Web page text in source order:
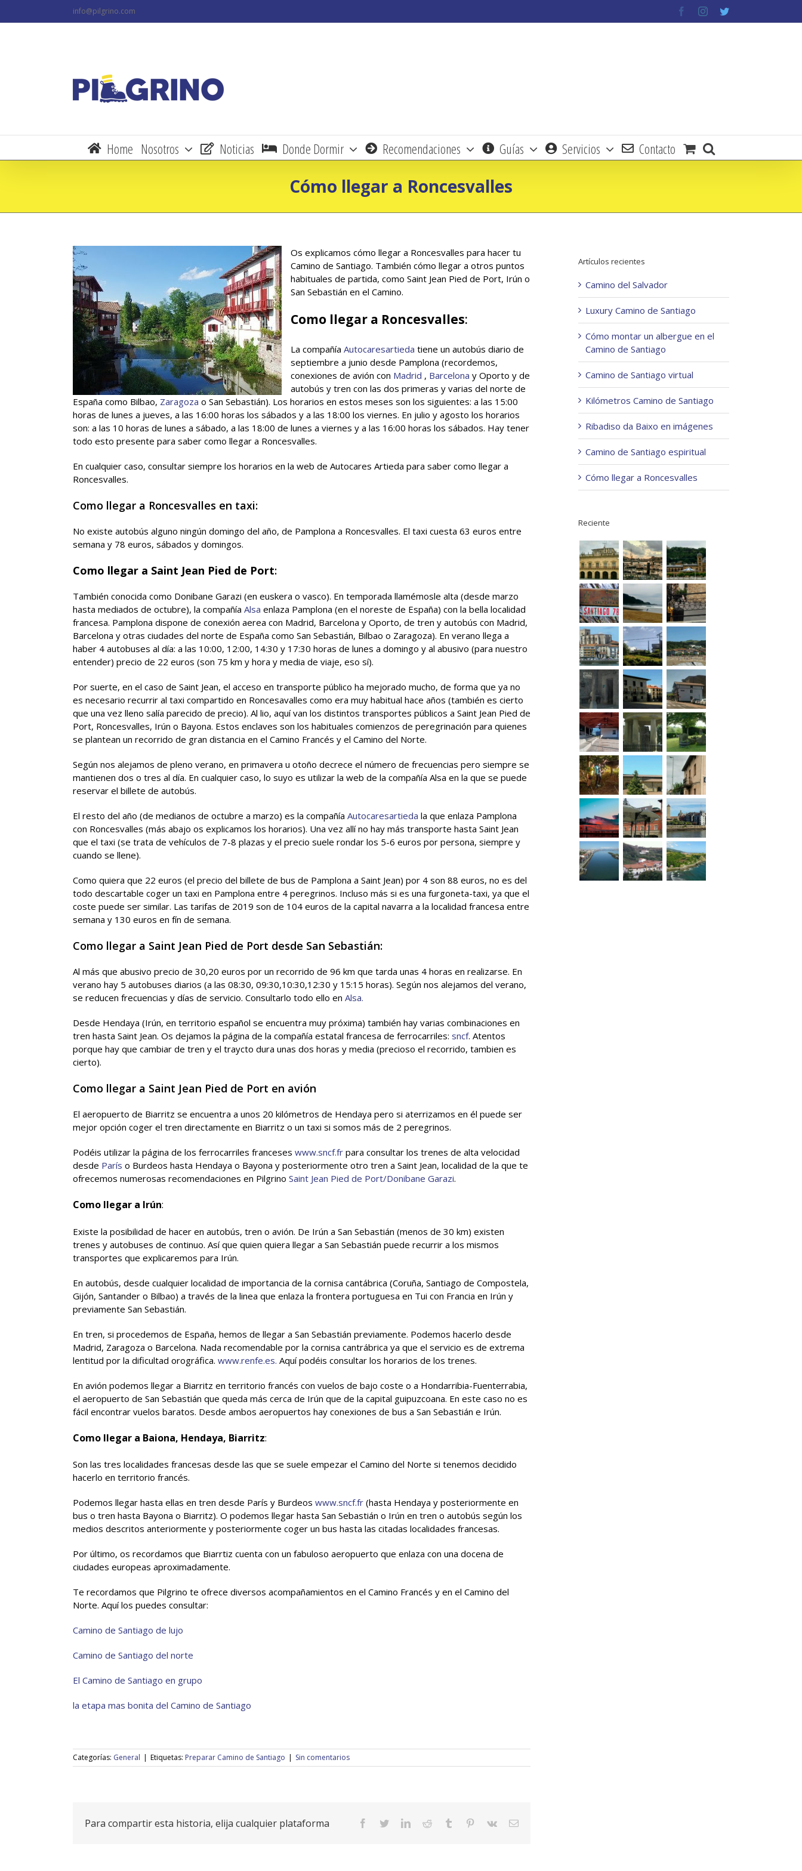
info@pilgrino.com facebookinstagramtwitter
Home Nosotros Noticias Donde Dormir Recomendaciones Guías Servicios Contacto
Cómo llegar a Roncesvalles
Os explicamos cómo llegar a Roncesvalles para hacer tu
Camino de Santiago. También cómo llegar a otros puntos
habituales de partida, como Saint Jean Pied de Port, Irún o
San Sebastián en el Camino.
Como llegar a Roncesvalles:
La compañía Autocaresartieda tiene un autobús diario de
septiembre a junio desde Pamplona (recordemos,
conexiones de avión con Madrid , Barcelona y Oporto y de
autobús y tren con las dos primeras y varias del norte de
España como Bilbao, Zaragoza o San Sebastián). Los horarios en estos meses son los siguientes: a las 15:00
horas de lunes a jueves, a las 16:00 horas los sábados y a las 18:00 los viernes. En julio y agosto los horarios
son: a las 10 horas de lunes a sábado, a las 18:00 de lunes a viernes y a las 16:00 horas los sábados. Hay tener
todo esto presente para saber como llegar a Roncesvalles.
En cualquier caso, consultar siempre los horarios en la web de Autocares Artieda para saber como llegar a
Roncesvalles.
Como llegar a Roncesvalles en taxi:
No existe autobús alguno ningún domingo del año, de Pamplona a Roncesvalles. El taxi cuesta 63 euros entre
semana y 78 euros, sábados y domingos.
Como llegar a Saint Jean Pied de Port:
También conocida como Donibane Garazi (en euskera o vasco). En temporada llamémosle alta (desde marzo
hasta mediados de octubre), la compañía Alsa enlaza Pamplona (en el noreste de España) con la bella localidad
francesa. Pamplona dispone de conexión aerea con Madrid, Barcelona y Oporto, de tren y autobús con Madrid,
Barcelona y otras ciudades del norte de España como San Sebastián, Bilbao o Zaragoza). En verano llega a
haber 4 autobuses al día: a las 10:00, 12:00, 14:30 y 17:30 horas de lunes a domingo y al abusivo (para nuestro
entender) precio de 22 euros (son 75 km y hora y media de viaje, eso sí).
Por suerte, en el caso de Saint Jean, el acceso en transporte público ha mejorado mucho, de forma que ya no
es necesario recurrir al taxi compartido en Roncesavalles como era muy habitual hace años (también es cierto
que una vez lleno salía parecido de precio). Al lio, aquí van los distintos transportes públicos a Saint Jean Pied de
Port, Roncesvalles, Irún o Bayona. Estos enclaves son los habituales comienzos de peregrinación para quienes
se plantean un recorrido de gran distancia en el Camino Francés y el Camino del Norte.
Según nos alejamos de pleno verano, en primavera u otoño decrece el número de frecuencias pero siempre se
mantienen dos o tres al día. En cualquier caso, lo suyo es utilizar la web de la compañía Alsa en la que se puede
reservar el billete de autobús.
El resto del año (de medianos de octubre a marzo) es la compañía Autocaresartieda la que enlaza Pamplona
con Roncesvalles (más abajo os explicamos los horarios). Una vez allí no hay más transporte hasta Saint Jean
que el taxi (se trata de vehículos de 7-8 plazas y el precio suele rondar los 5-6 euros por persona, siempre y
cuando se llene).
Como quiera que 22 euros (el precio del billete de bus de Pamplona a Saint Jean) por 4 son 88 euros, no es del
todo descartable coger un taxi en Pamplona entre 4 peregrinos. Incluso más si es una furgoneta-taxi, ya que el
coste puede ser similar. Las tarifas de 2019 son de 104 euros de la capital navarra a la localidad francesa entre
semana y 130 euros en fín de semana.
Como llegar a Saint Jean Pied de Port desde San Sebastián:
Al más que abusivo precio de 30,20 euros por un recorrido de 96 km que tarda unas 4 horas en realizarse. En
verano hay 5 autobuses diarios (a las 08:30, 09:30,10:30,12:30 y 15:15 horas). Según nos alejamos del verano,
se reducen frecuencias y días de servicio. Consultarlo todo ello en Alsa.
Desde Hendaya (Irún, en territorio español se encuentra muy próxima) también hay varias combinaciones en
tren hasta Saint Jean. Os dejamos la página de la compañía estatal francesa de ferrocarriles: sncf. Atentos
porque hay que cambiar de tren y el traycto dura unas dos horas y media (precioso el recorrido, tambien es
cierto).
Como llegar a Saint Jean Pied de Port en avión
El aeropuerto de Biarritz se encuentra a unos 20 kilómetros de Hendaya pero si aterrizamos en él puede ser
mejor opción coger el tren directamente en Biarritz o un taxi si somos más de 2 peregrinos.
Podéis utilizar la página de los ferrocarriles franceses www.sncf.fr para consultar los trenes de alta velocidad
desde París o Burdeos hasta Hendaya o Bayona y posteriormente otro tren a Saint Jean, localidad de la que te
ofrecemos numerosas recomendaciones en Pilgrino Saint Jean Pied de Port/Donibane Garazi.
Como llegar a Irún:
Existe la posibilidad de hacer en autobús, tren o avión. De Irún a San Sebastián (menos de 30 km) existen
trenes y autobuses de continuo. Así que quien quiera llegar a San Sebastián puede recurrir a los mismos
transportes que explicaremos para Irún.
En autobús, desde cualquier localidad de importancia de la cornisa cantábrica (Coruña, Santiago de Compostela,
Gijón, Santander o Bilbao) a través de la linea que enlaza la frontera portuguesa en Tui con Francia en Irún y
previamente San Sebastián.
En tren, si procedemos de España, hemos de llegar a San Sebastián previamente. Podemos hacerlo desde
Madrid, Zaragoza o Barcelona. Nada recomendable por la cornisa cantrábrica ya que el servicio es de extrema
lentitud por la dificultad orográfica. www.renfe.es. Aquí podéis consultar los horarios de los trenes.
En avión podemos llegar a Biarritz en territorio francés con vuelos de bajo coste o a Hondarribia-Fuenterrabia,
el aeropuerto de San Sebastián que queda más cerca de Irún que de la capital guipuzcoana. En este caso no es
fácil encontrar vuelos baratos. Desde ambos aeropuertos hay conexiones de bus a San Sebastián e Irún.
Como llegar a Baiona, Hendaya, Biarritz:
Son las tres localidades francesas desde las que se suele empezar el Camino del Norte si tenemos decidido
hacerlo en territorio francés.
Podemos llegar hasta ellas en tren desde París y Burdeos www.sncf.fr (hasta Hendaya y posteriormente en
bus o tren hasta Bayona o Biarritz). O podemos llegar hasta San Sebastián o Irún en tren o autobús según los
medios descritos anteriormente y posteriormente coger un bus hasta las citadas localidades francesas.
Por último, os recordamos que Biarrtiz cuenta con un fabuloso aeropuerto que enlaza con una docena de
ciudades europeas aproximadamente.
Te recordamos que Pilgrino te ofrece diversos acompañamientos en el Camino Francés y en el Camino del
Norte. Aquí los puedes consultar:
Camino de Santiago de lujo
Camino de Santiago del norte
El Camino de Santiago en grupo
la etapa mas bonita del Camino de Santiago
Categorías: General | Etiquetas: Preparar Camino de Santiago | Sin comentarios
Para compartir esta historia, elija cualquier plataforma facebooktwitterlinkedinreddit tumblr pinterest
vk
Correo
Artículos recientes
Camino del Salvador
Luxury Camino de Santiago
Cómo montar un albergue en el
Camino de Santiago
Camino de Santiago virtual
Kilómetros Camino de Santiago
Ribadiso da Baixo en imágenes
Camino de Santiago espiritual
Cómo llegar a Roncesvalles
Reciente